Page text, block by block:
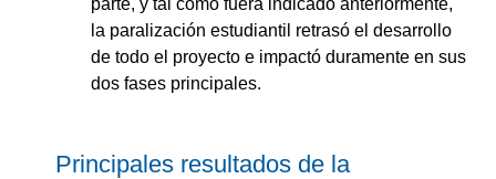
parte, y tal como fuera indicado anteriormente,
la paralización estudiantil retrasó el desarrollo
de todo el proyecto e impactó duramente en sus
dos fases principales.
Principales resultados de la